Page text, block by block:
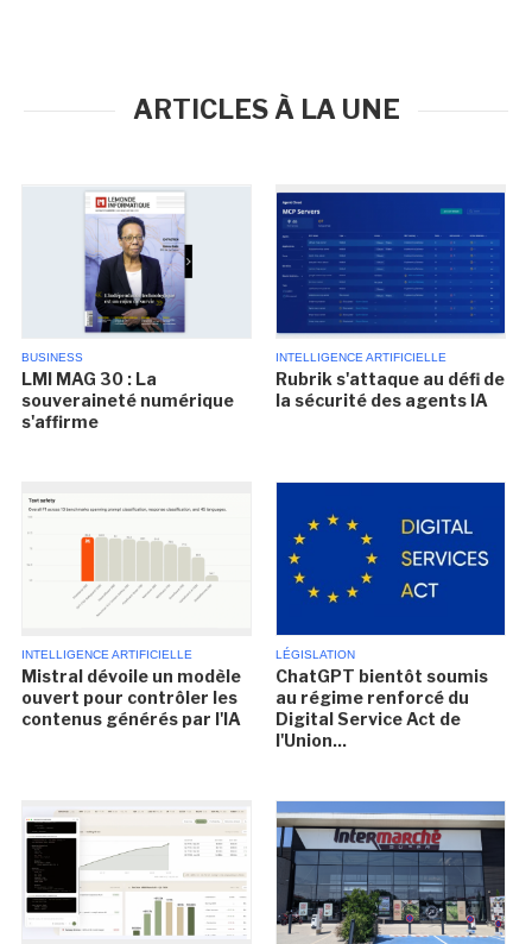
ARTICLES À LA UNE
BUSINESS
LMI MAG 30 : La
souveraineté numérique
s'affirme
INTELLIGENCE ARTIFICIELLE
Rubrik s'attaque au défi de
la sécurité des agents IA
INTELLIGENCE ARTIFICIELLE
Mistral dévoile un modèle
ouvert pour contrôler les
contenus générés par l'IA
LÉGISLATION
ChatGPT bientôt soumis
au régime renforcé du
Digital Service Act de
l'Union...